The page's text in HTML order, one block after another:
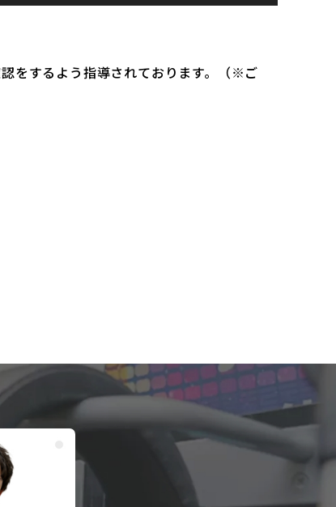
をするよう指導されております。（※ご